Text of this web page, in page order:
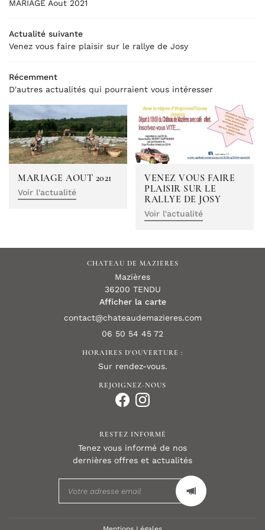
Loisirs
Bien-être
VIRTUELLE
Photos
Actualités
Livre d’or
INSCRIPTION
LANGUE
MARIAGE Aout 2021
Actualité suivante
Venez vous faire plaisir sur le rallye de Josy
Récemment
D'autres actualités qui pourraient vous intéresser
MARIAGE AOUT 2021
Voir l'actualité
VENEZ VOUS FAIRE
PLAISIR SUR LE
RALLYE DE JOSY
Voir l'actualité
CHATEAU DE MAZIERES
Mazières
36200 TENDU
Afficher la carte
06 50 54 45 72
HORAIRES D'OUVERTURE :
Sur rendez-vous.
REJOIGNEZ-NOUS
RESTEZ INFORMÉ
Tenez vous informé de nos
dernières offres et actualités